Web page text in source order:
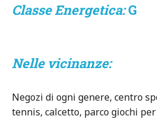
Classe Energetica:G
Nelle vicinanze:
Negozi di ogni genere, centro
tennis, calcetto, parco giochi